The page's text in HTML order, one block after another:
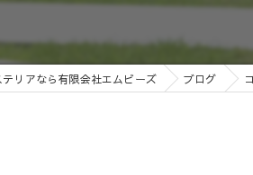
インタ
リアなら有限会社エムビーズ ブログ